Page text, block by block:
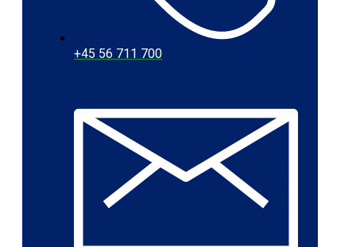
+45 56 711 700